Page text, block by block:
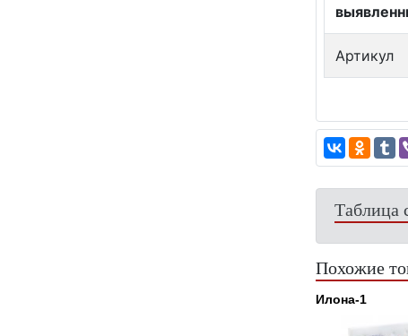
Артикул
Таблица
Похожие
Илона-1